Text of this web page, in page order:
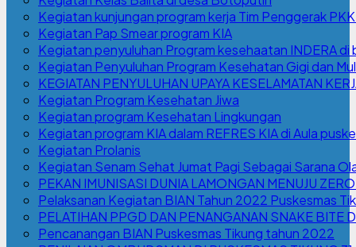
Kegiatan kunjungan program kerja Tim Penggerak
Kegiatan Pap Smear program KIA
Kegiatan penyuluhan Program kesehaatan INDERA di
Kegiatan Penyuluhan Program Kesehatan Gigi dan
KEGIATAN PENYULUHAN UPAYA KESELAMATAN
Kegiatan Program Kesehatan Jiwa
Kegiatan program Kesehatan Lingkungan
Kegiatan program KIA dalam REFRES KIA di Aula
Kegiatan Prolanis
Kegiatan Senam Sehat Jumat Pagi Sebagai Sarana
PEKAN IMUNISASI DUNIA LAMONGAN MENUJU
Pelaksanan Kegiatan BIAN Tahun 2022 Puskesmas
PELATIHAN PPGD DAN PENANGANAN SNAKE BITE
Pencanangan BIAN Puskesmas Tikung tahun 2022